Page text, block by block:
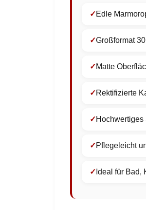
Edle
Großformat
Matte
Rektifizierte
Hochwertiges
Pflegeleicht
Ideal für Bad,